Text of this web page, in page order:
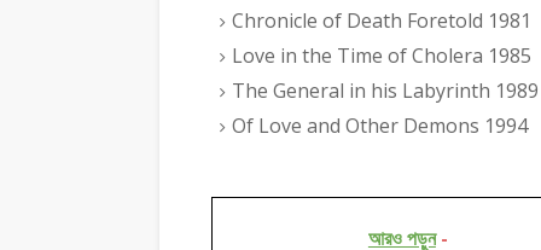
Chronicle of Death Foretold 1981
Love in the Time of Cholera 1985
The General in his Labyrinth 1989
Of Love and Other Demons 1994
আরও পড়ুন-